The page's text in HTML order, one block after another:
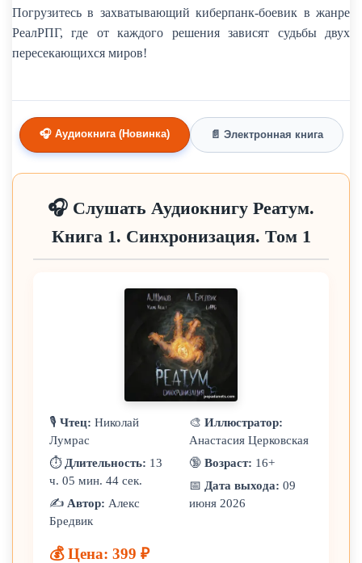
Погрузитесь в захватывающий киберпанк-боевик в жанре
РеалРПГ, где от каждого решения зависят судьбы двух
пересекающихся миров!
🎧 Аудиокнига (Новинка) 📄 Электронная книга
🎧 Слушать Аудиокнигу Реатум.
Книга 1. Синхронизация. Том 1
🎙️ Чтец: Николай
Лумрас
⏱️ Длительность: 13
ч. 05 мин. 44 сек.
✍️ Автор: Алекс
Бредвик
🎨 Иллюстратор:
Анастасия Церковская
🔞 Возраст: 16+
📅 Дата выхода: 09
июня 2026
💰 Цена: 399 ₽